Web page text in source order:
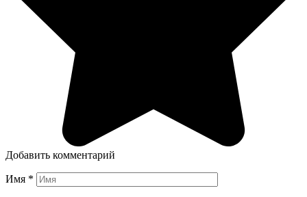
Добавить комментарий
Имя *